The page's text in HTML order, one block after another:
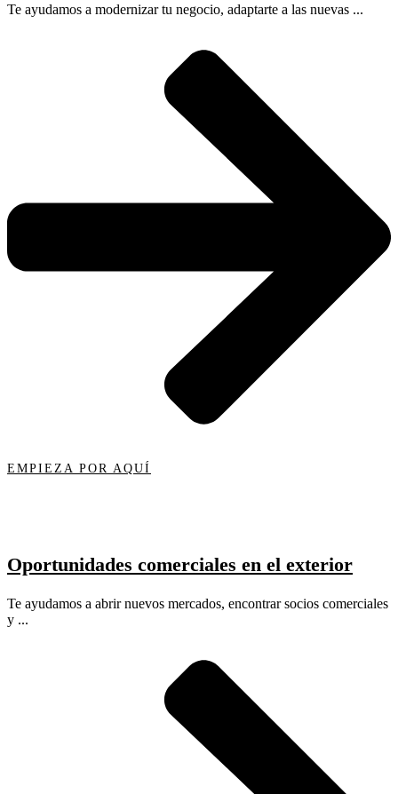
Te ayudamos a modernizar tu negocio, adaptarte a las nuevas ...
EMPIEZA POR AQUÍ
Oportunidades comerciales en el exterior
Te ayudamos a abrir nuevos mercados, encontrar socios comerciales
y ...